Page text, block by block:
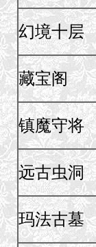
幻境十层
藏宝阁
镇魔守将
远古虫洞
玛法古墓